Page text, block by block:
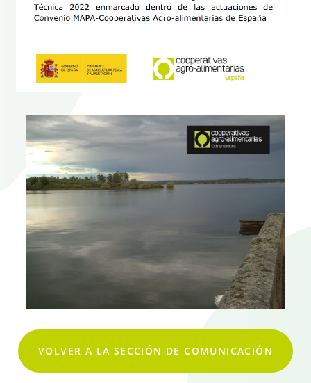
VOLVER A LA SECCIÓN DE COMUNICACIÓN